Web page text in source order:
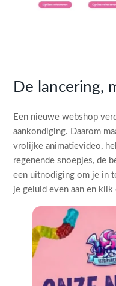
De lancering,
Een nieuwe webshop
aankondiging. Daarom
vrolijke animatievideo,
regenende snoepjes, de
een uitnodiging om je in
je geluid even aan en klik